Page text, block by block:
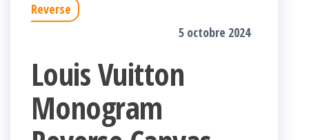
Reverse
5 octobre 2024
Louis Vuitton
Monogram